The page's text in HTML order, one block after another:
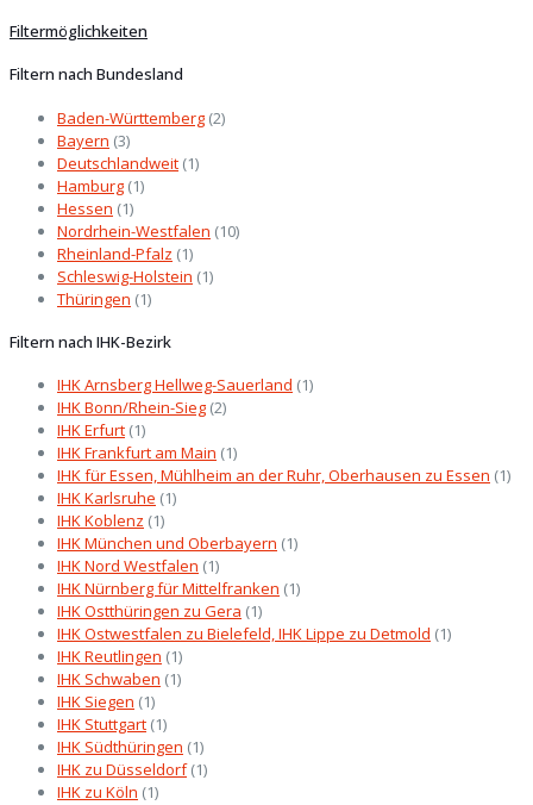
Filtermöglichkeiten
Filtern nach Bundesland
Baden-Württemberg (2)
Bayern (3)
Deutschlandweit (1)
Hamburg (1)
Hessen (1)
Nordrhein-Westfalen (10)
Rheinland-Pfalz (1)
Schleswig-Holstein (1)
Thüringen (1)
Filtern nach IHK-Bezirk
IHK Arnsberg Hellweg-Sauerland (1)
IHK Bonn/Rhein-Sieg (2)
IHK Erfurt (1)
IHK Frankfurt am Main (1)
IHK für Essen, Mühlheim an der Ruhr, Oberhausen zu Essen (1)
IHK Karlsruhe (1)
IHK Koblenz (1)
IHK München und Oberbayern (1)
IHK Nord Westfalen (1)
IHK Nürnberg für Mittelfranken (1)
IHK Ostthüringen zu Gera (1)
IHK Ostwestfalen zu Bielefeld, IHK Lippe zu Detmold (1)
IHK Reutlingen (1)
IHK Schwaben (1)
IHK Siegen (1)
IHK Stuttgart (1)
IHK Südthüringen (1)
IHK zu Düsseldorf (1)
IHK zu Köln (1)